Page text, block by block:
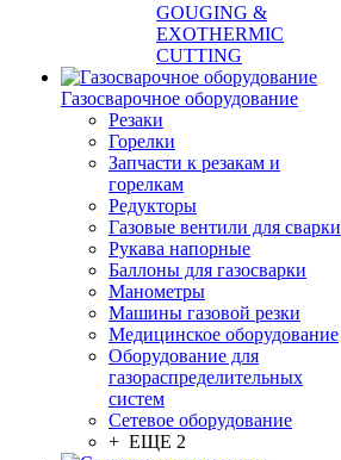
GOUGING &
EXOTHERMIC
CUTTING
Газосварочное оборудование
Резаки
Горелки
Запчасти к резакам и
горелкам
Редукторы
Газовые вентили для сварки
Рукава напорные
Баллоны для газосварки
Манометры
Машины газовой резки
Медицинское оборудование
Оборудование для
газораспределительных
систем
Сетевое оборудование
+ ЕЩЕ 2